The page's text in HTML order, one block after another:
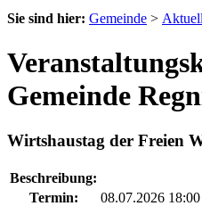
Sie sind hier: Gemeinde >
Gemeinde
Wirtshaustag der Freien
Beschreibung:
Termin:
08.07.2026